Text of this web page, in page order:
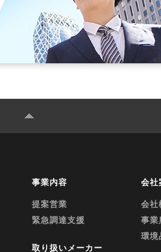
事業内容
提案営業
緊急調達支援
取り扱いメーカー
会社
会社
事業
環境